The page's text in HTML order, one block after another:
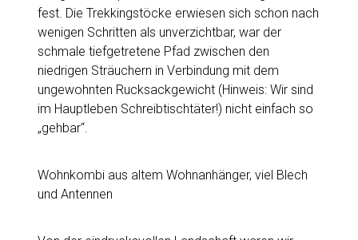
fest. Die Trekkingstöcke erwiesen sich schon nach
wenigen Schritten als unverzichtbar, war der
schmale tiefgetretene Pfad zwischen den
niedrigen Sträuchern in Verbindung mit dem
ungewohnten Rucksackgewicht (Hinweis: Wir sind
im Hauptleben Schreibtischtäter!) nicht einfach so
„gehbar“.
Wohnkombi aus altem Wohnanhänger, viel Blech
und Antennen